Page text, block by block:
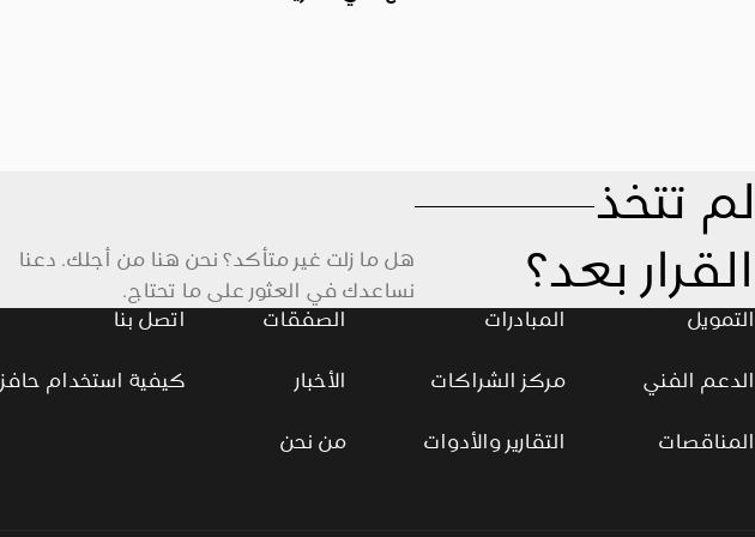
الشمول المالي في مختلف أنحاء الجمهورية،
لم تتخذ
القرار بعد؟
هل ما زلت غير متأكد؟ نحن هنا من أجلك. دعنا
نساعدك في العثور على ما تحتاج.
التمويل
الدعم الفني
المناقصات
المبادرات
مركز الشراكات
التقارير والأدوات
الصفقات
الأخبار
من نحن
اتصل بنا
كيفية استخدام حافز